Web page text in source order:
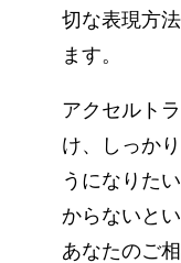
切な表現方
ます。
アクセルト
け、しっか
うになりた
からないと
あなたのご